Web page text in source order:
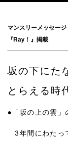
マンスリーメッセー
『Ray！』掲載
坂の下にた
とらえる時
● 「坂の上の雲」
3年間にわたっ